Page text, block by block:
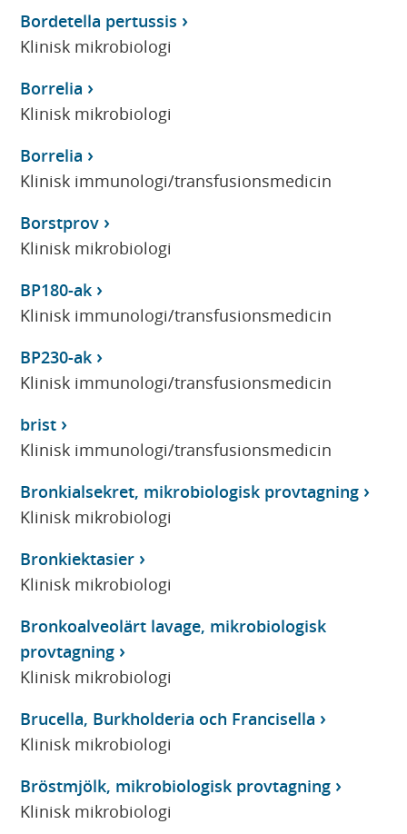
Bordetella pertussis
Klinisk mikrobiologi
Borrelia
Klinisk mikrobiologi
Borrelia
Klinisk immunologi/transfusionsmedicin
Borstprov
Klinisk mikrobiologi
BP180-ak
Klinisk immunologi/transfusionsmedicin
BP230-ak
Klinisk immunologi/transfusionsmedicin
brist
Klinisk immunologi/transfusionsmedicin
Bronkialsekret, mikrobiologisk provtagning
Klinisk mikrobiologi
Bronkiektasier
Klinisk mikrobiologi
Bronkoalveolärt lavage, mikrobiologisk
provtagning
Klinisk mikrobiologi
Brucella, Burkholderia och Francisella
Klinisk mikrobiologi
Bröstmjölk, mikrobiologisk provtagning
Klinisk mikrobiologi